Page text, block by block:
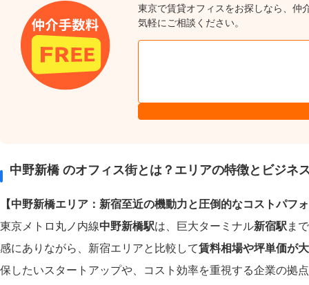
東京で賃貸オフィスをお探しなら、仲
気軽にご相談ください。
中野新橋 のオフィス街とは？エリアの特徴とビジネ
【中野新橋エリア：新宿至近の機動力と圧倒的なコストパフ
東京メトロ丸ノ内線中野新橋駅は、巨大ターミナル新宿駅ま
感にありながら、新宿エリアと比較して賃料相場や坪単価が
保したいスタートアップや、コスト効率を重視する企業の拠